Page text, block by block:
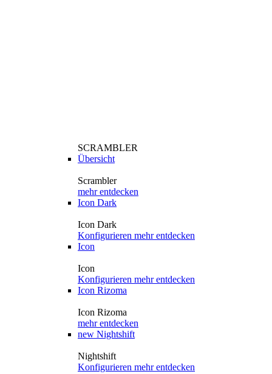
SCRAMBLER
Übersicht
Scrambler
mehr entdecken
Icon Dark
Icon Dark
Konfigurieren mehr entdecken
Icon
Icon
Konfigurieren mehr entdecken
Icon Rizoma
Icon Rizoma
mehr entdecken
new Nightshift
Nightshift
Konfigurieren mehr entdecken